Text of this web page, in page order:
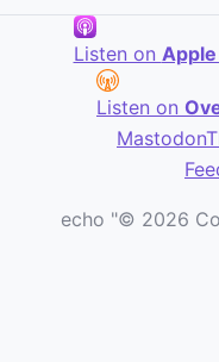
Listen on
Listen on
Mastodon
echo "© 2026